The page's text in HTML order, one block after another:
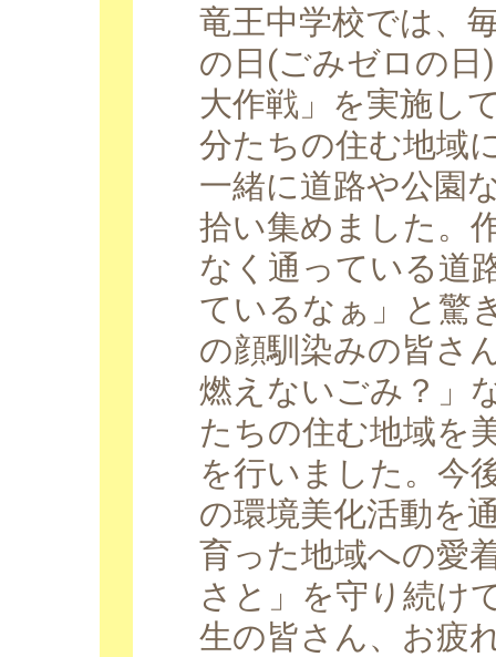
竜王中学校では、
の日(ごみゼロの
大作戦」を実施し
分たちの住む地域
一緒に道路や公園
拾い集めました。
なく通っている道
ているなぁ」と驚
の顔馴染みの皆さ
燃えないごみ？」
たちの住む地域を
を行いました。今
の環境美化活動を
育った地域への愛
さと」を守り続け
生の皆さん、お疲